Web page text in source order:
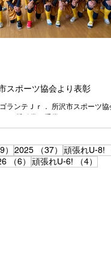
スポーツ協会より表彰
ランテＪｒ． 所沢市スポーツ協
） 39件の記事
2025 （37） 37件の記事
頑張れU-8!
記事
（6） 6件の記事
頑張れU-6! （4）